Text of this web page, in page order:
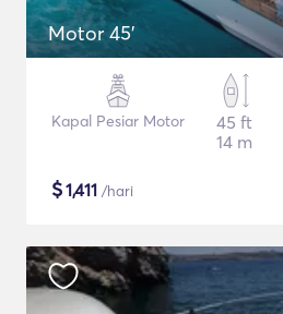
Motor 45'
Kapal Pesiar Motor
45 ft
14 m
$1,411 /hari